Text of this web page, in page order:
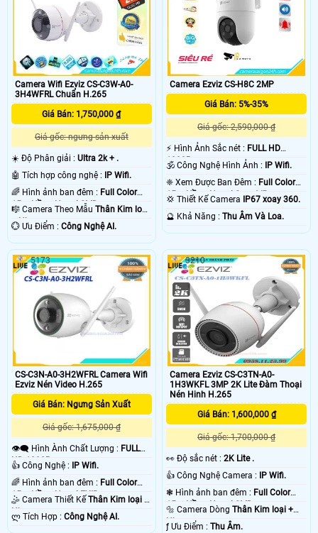
Camera Wifi Ezviz CS-C3W-A0-
3H4WFRL Chuẩn H.265
Giá Bán: 1,750,000 ₫
Giá gốc: ngưng sản xuất
☀️ Độ Phân giải : Ultra 2k + .
🤖️ Tích hợp công nghệ :
IP Wifi.
🌈 Hình ảnh ban đêm : Full Color
15m Hồng Ngoại SMD.
🎼️ Camera Theo Mẫu Thân Kim loại
+ Nhựa.
️💮 Ưu Điểm : Công Nghệ AI.
Camera Ezviz CS-H8C 2MP
Giá Bán: 5%-35%
Giá gốc: 2,590,000 ₫
️⚡ Hình Ảnh Sắc nét : FULL HD
1080P .
🕉️ Công Nghệ Hình Ảnh :
IP Wifi.
❈ Xem Được Ban Đêm : Full Color
15m Hồng Ngoại Smart IR.
💢 Thiết Kế Camera
IP67 xoay 360.
️🔮 Khả Năng :Thu Âm Và Loa.
CS-C3N-A0-3H2WFRL Camera Wifi
Ezviz Nén Video H.265
Giá Bán: Ngưng Sản Xuất
Giá gốc: 1,675,000 ₫
👁️‍🗨 Hình Ành Chất Lượng : FULL
HD 1080P .
👍 Công Nghệ :
IP Wifi.
🌈 Hình ảnh ban đêm : Full Color
15m Hồng Ngoại EXIR.
🤹 Camera Thiết Kế Thân Kim loại +
Nhựa.
️ლ Tích Hợp : Công Nghệ AI.
5173
Camera Ezviz CS-C3TN-A0-
1H3WKFL 3MP 2K Lite Đàm Thoại
Nén Hinh H.265
Giá Bán: 1,600,000 ₫
Giá gốc: 1,700,000 ₫
️👀 Độ sắc nét :2K Lite .
👍 Công Nghệ Camera :
IP Wifi.
❃ Hình ảnh ban đêm : Full Color
15m Hồng Ngoại SMD.
🔩 Camera DòngThân Kim loại +
Nhựa.
️ƒ Ưu Điểm :Thu Âm.
3210